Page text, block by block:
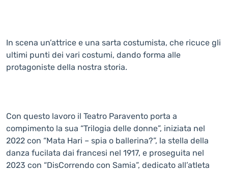
In scena un’attrice e una sarta costumista, che ricuce gli
ultimi punti dei vari costumi, dando forma alle
protagoniste della nostra storia.
Con questo lavoro il Teatro Paravento porta a
compimento la sua “Trilogia delle donne”, iniziata nel
2022 con “Mata Hari – spia o ballerina?”, la stella della
danza fucilata dai francesi nel 1917, e proseguita nel
2023 con “DisCorrendo con Samia”, dedicato all’atleta